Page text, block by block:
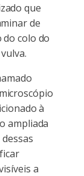
que
de
colo do
à
ampliada
a